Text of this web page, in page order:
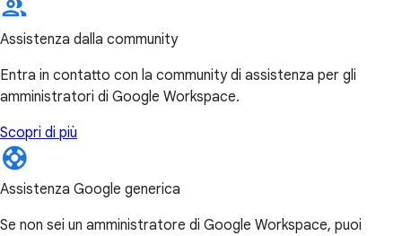
Assistenza dalla community
Entra in contatto con la community di assistenza per gli
amministratori di Google Workspace.
Scopri di più
Assistenza Google generica
Se non sei un amministratore di Google Workspace, puoi